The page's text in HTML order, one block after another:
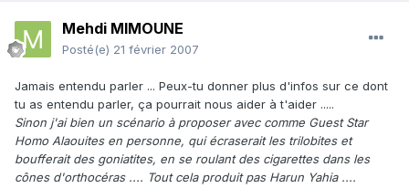
Mehdi MIMOUNE
Posté(e) 21 février 2007
Jamais entendu parler ... Peux-tu donner plus d'infos sur ce dont
tu as entendu parler, ça pourrait nous aider à t'aider .....
Sinon j'ai bien un scénario à proposer avec comme Guest Star
Homo Alaouites en personne, qui écraserait les trilobites et
boufferait des goniatites, en se roulant des cigarettes dans les
cônes d'orthocéras .... Tout cela produit pas Harun Yahia ....